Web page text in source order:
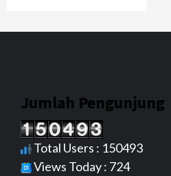
Jumlah Pengunjung
Total Users : 150493
Views Today : 724